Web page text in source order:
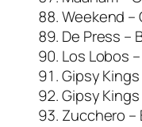
Weekend –
De Press –
Los Lobos
Gipsy
Gipsy Kings
Zucchero –